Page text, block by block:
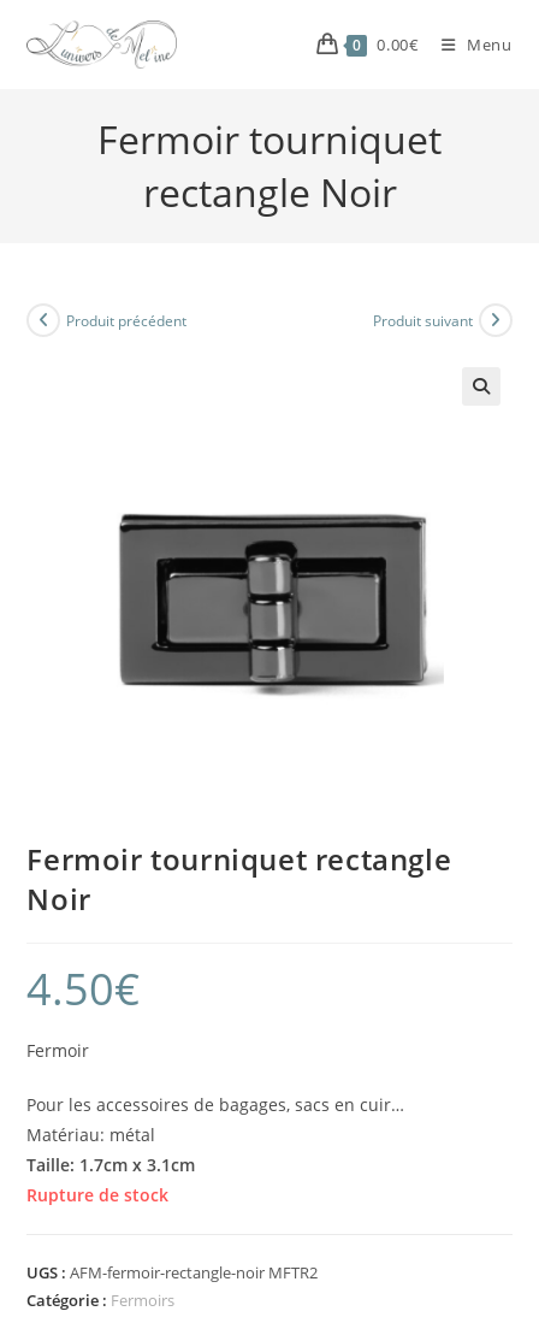
0 0.00€ Menu
Fermoir tourniquet
rectangle Noir
Produit précédent Produit suivant
Fermoir tourniquet rectangle
Noir
4.50€
Fermoir
Pour les accessoires de bagages, sacs en cuir…
Matériau: métal
Taille: 1.7cm x 3.1cm
Rupture de stock
UGS :AFM-fermoir-rectangle-noir MFTR2
Catégorie : Fermoirs